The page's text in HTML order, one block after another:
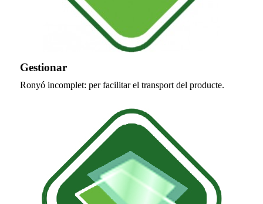
Gestionar
Ronyó incomplet: per facilitar el transport del producte.